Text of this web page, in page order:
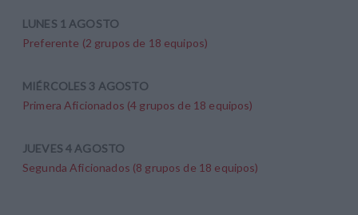
LUNES 1 AGOSTO
Preferente (2 grupos de 18 equipos)
MIÉRCOLES 3 AGOSTO
Primera Aficionados (4 grupos de 18 equipos)
JUEVES 4 AGOSTO
Segunda Aficionados (8 grupos de 18 equipos)